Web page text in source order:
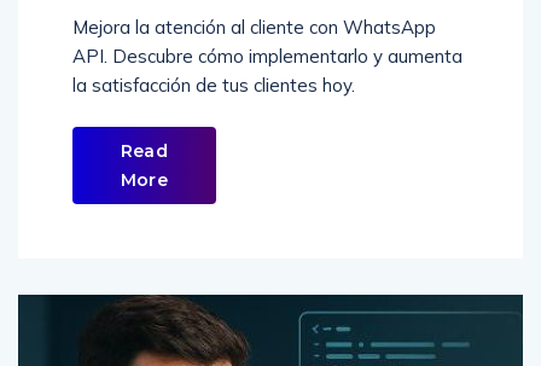
Mejora la atención al cliente con WhatsApp
API. Descubre cómo implementarlo y aumenta
la satisfacción de tus clientes hoy.
Read
More